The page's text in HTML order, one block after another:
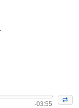
-03:55